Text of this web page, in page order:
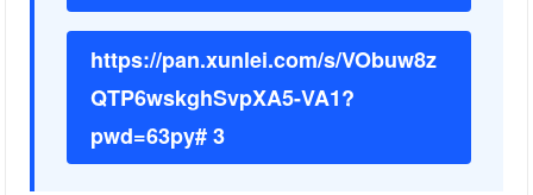
https://pan.xunlei.com/s/VObuw8z
QTP6wskghSvpXA5-VA1?
pwd=63py# 3